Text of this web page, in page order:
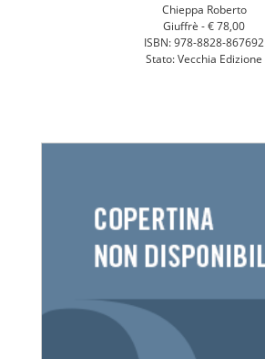
Chieppa Roberto
Giuffrè -€ 78,00
ISBN: 978-8828-867692
Stato: Vecchia Edizione